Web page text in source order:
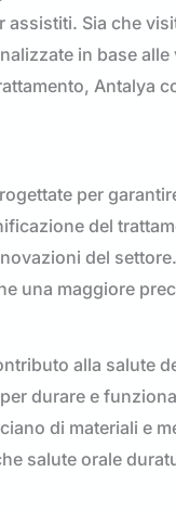
assistiti. Sia che
in base
Antalya
per
del
del
una maggiore
alla salute
durare e
di materiali e
salute orale